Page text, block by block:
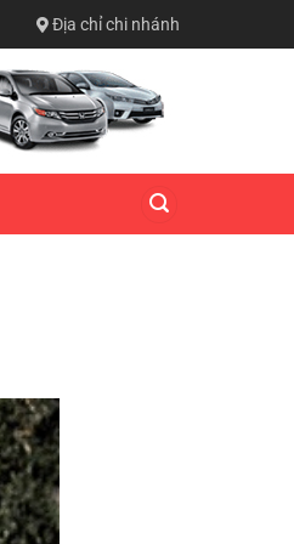
Địa chỉ chi nhánh